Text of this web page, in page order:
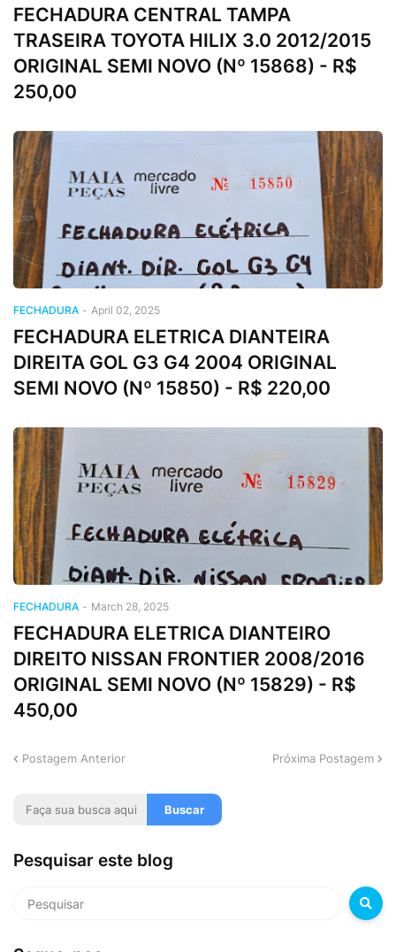
FECHADURA CENTRAL TAMPA
TRASEIRA TOYOTA HILIX 3.0 2012/2015
ORIGINAL SEMI NOVO (Nº 15868) - R$
250,00
FECHADURA - April 02, 2025
FECHADURA ELETRICA DIANTEIRA
DIREITA GOL G3 G4 2004 ORIGINAL
SEMI NOVO (Nº 15850) - R$ 220,00
FECHADURA - March 28, 2025
FECHADURA ELETRICA DIANTEIRO
DIREITO NISSAN FRONTIER 2008/2016
ORIGINAL SEMI NOVO (Nº 15829) - R$
450,00
Postagem Anterior Próxima Postagem
Pesquisar este blog